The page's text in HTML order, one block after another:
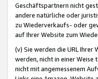
Geschäftspartnern nicht
andere natürliche oder
zu Wiederverkaufs- oder
auf Ihrer Website zum
(v) Sie werden die URL
werden, nicht in einer
nicht mit angemessenem